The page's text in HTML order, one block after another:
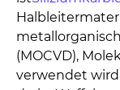
(MOCVD),
verwendet